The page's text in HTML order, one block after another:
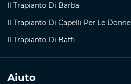
Il Trapianto Di Barba
Il Trapianto Di Capelli Per Le Donne
Il Trapianto Di Baffi
Aiuto